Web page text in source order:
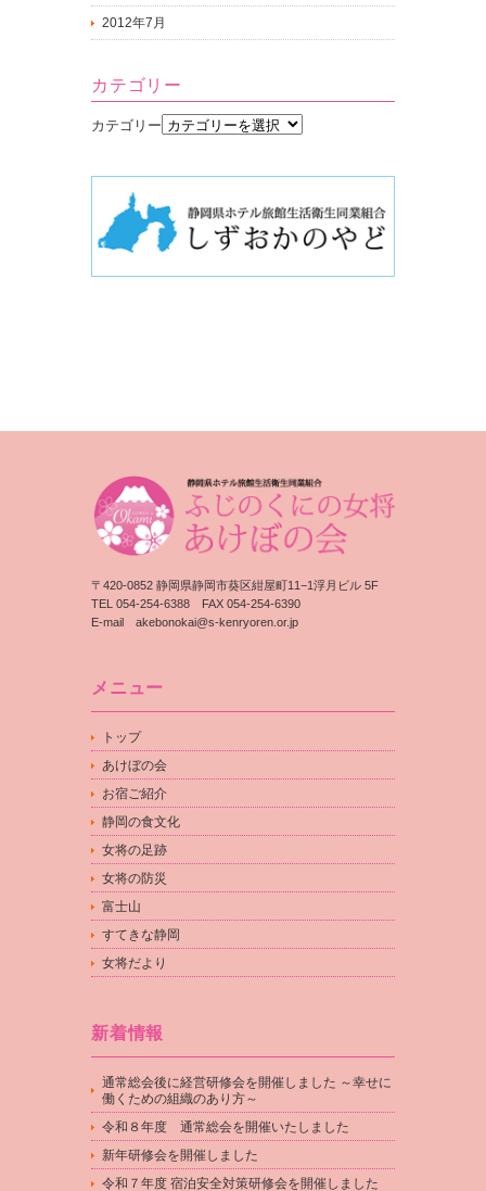
2012年7月
カテゴリー
カテゴリー
〒420-0852 静岡県静岡市葵区紺屋町11−1浮月ビル 5F
TEL 054-254-6388 FAX 054-254-6390
E-mail akebonokai@s-kenryoren.or.jp
メニュー
トップ
あけぼの会
お宿ご紹介
静岡の食文化
女将の足跡
女将の防災
富士山
すてきな静岡
女将だより
新着情報
通常総会後に経営研修会を開催しました ～幸せに
働くための組織のあり方～
令和８年度 通常総会を開催いたしました
新年研修会を開催しました
令和７年度 宿泊安全対策研修会を開催しました